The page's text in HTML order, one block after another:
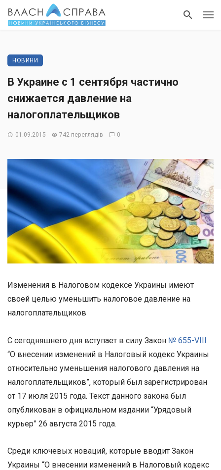
НОВИНИ
В Украине с 1 сентября частично
снижается давление на
налогоплательщиков
01.09.2015 742 переглядів 0
Изменения в Налоговом кодексе Украины имеют
своей целью уменьшить налоговое давление на
налогоплательщиков
С сегодняшнего дня вступает в силу Закон № 655-VIII
“О внесении изменений в Налоговый кодекс Украины
относительно уменьшения налогового давления на
налогоплательщиков”, который был зарегистрирован
от 17 июля 2015 года. Текст данного закона был
опубликован в официальном издании “Урядовый
курьер” 26 августа 2015 года.
Среди ключевых новаций, которые вводит Закон
Украины “О внесении изменений в Налоговый кодекс